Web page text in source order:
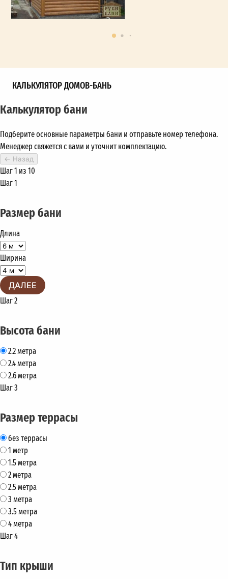
КАЛЬКУЛЯТОР ДОМОВ-БАНЬ
Калькулятор бани
Подберите основные параметры бани и отправьте номер телефона.
Менеджер свяжется с вами и уточнит комплектацию.
← Назад
Шаг 1 из 10
Шаг 1
Размер бани
Длина
Ширина
ДАЛЕЕ
Шаг 2
Высота бани
2.2 метра
2.4 метра
2.6 метра
Шаг 3
Размер террасы
без террасы
1 метр
1.5 метра
2 метра
2.5 метра
3 метра
3.5 метра
4 метра
Шаг 4
Тип крыши